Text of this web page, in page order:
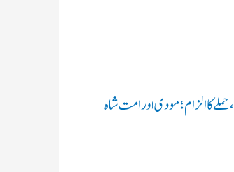
حملے کا الزام؛ مودی اور امت شاہ